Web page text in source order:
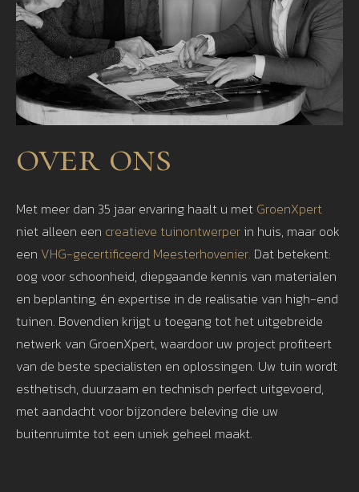
over ons
Met meer dan 35 jaar ervaring haalt u met GroenXpert
niet alleen een creatieve tuinontwerper in huis, maar ook
een VHG-gecertificeerd Meesterhovenier. Dat betekent:
oog voor schoonheid, diepgaande kennis van materialen
en beplanting, én expertise in de realisatie van high-end
tuinen. Bovendien krijgt u toegang tot het uitgebreide
netwerk van GroenXpert, waardoor uw project profiteert
van de beste specialisten en oplossingen. Uw tuin wordt
esthetisch, duurzaam en technisch perfect uitgevoerd,
met aandacht voor bijzondere beleving die uw
buitenruimte tot een uniek geheel maakt.